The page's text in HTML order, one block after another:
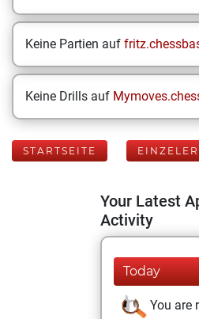
Keine Partien auf
Keine Drills auf
STARTSEITE
Your Latest
Activity
Today
You are